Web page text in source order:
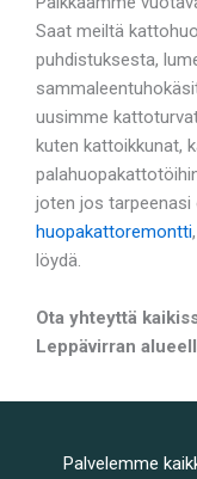
Saat meiltä
puhdistuksesta,
uusimme
kuten kattoikkunat,
joten jos
huopakattoremontti
löydä.
Ota yhteyttä
Leppävirran
Palvelemme